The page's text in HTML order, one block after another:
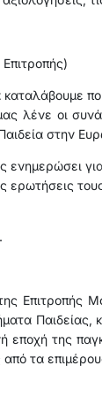
λένε οι
στην
της
τα